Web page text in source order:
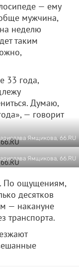
— ему
мужчина,
неделю
таким
33 года,
Думаю,
— говорит
Ямщикова, 66.RU
Ямщикова, 66.RU
По ощущениям,
десятков
— накануне
транспорта.